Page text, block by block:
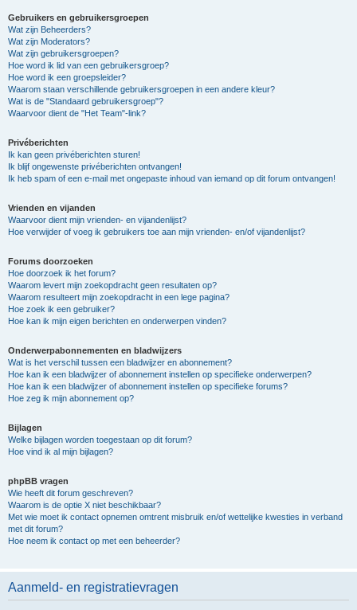
Gebruikers en gebruikersgroepen
Wat zijn Beheerders?
Wat zijn Moderators?
Wat zijn gebruikersgroepen?
Hoe word ik lid van een gebruikersgroep?
Hoe word ik een groepsleider?
Waarom staan verschillende gebruikersgroepen in een andere kleur?
Wat is de "Standaard gebruikersgroep"?
Waarvoor dient de "Het Team"-link?
Privéberichten
Ik kan geen privéberichten sturen!
Ik blijf ongewenste privéberichten ontvangen!
Ik heb spam of een e-mail met ongepaste inhoud van iemand op dit forum ontvangen!
Vrienden en vijanden
Waarvoor dient mijn vrienden- en vijandenlijst?
Hoe verwijder of voeg ik gebruikers toe aan mijn vrienden- en/of vijandenlijst?
Forums doorzoeken
Hoe doorzoek ik het forum?
Waarom levert mijn zoekopdracht geen resultaten op?
Waarom resulteert mijn zoekopdracht in een lege pagina?
Hoe zoek ik een gebruiker?
Hoe kan ik mijn eigen berichten en onderwerpen vinden?
Onderwerpabonnementen en bladwijzers
Wat is het verschil tussen een bladwijzer en abonnement?
Hoe kan ik een bladwijzer of abonnement instellen op specifieke onderwerpen?
Hoe kan ik een bladwijzer of abonnement instellen op specifieke forums?
Hoe zeg ik mijn abonnement op?
Bijlagen
Welke bijlagen worden toegestaan op dit forum?
Hoe vind ik al mijn bijlagen?
phpBB vragen
Wie heeft dit forum geschreven?
Waarom is de optie X niet beschikbaar?
Met wie moet ik contact opnemen omtrent misbruik en/of wettelijke kwesties in verband
met dit forum?
Hoe neem ik contact op met een beheerder?
Aanmeld- en registratievragen